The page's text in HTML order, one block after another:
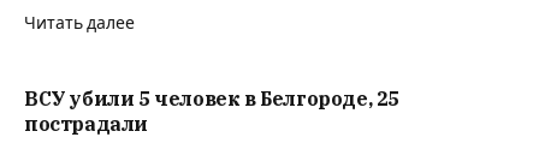
Читать далее
ВСУ убили 5 человек в Белгороде, 25
пострадали